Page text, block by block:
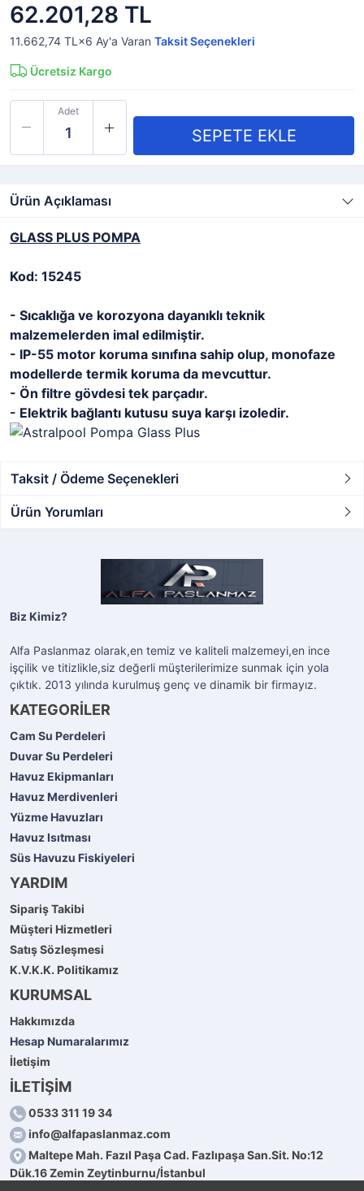
62.201,28 TL
11.662,74 TL×6 Ay'a Varan Taksit Seçenekleri
Ücretsiz Kargo
Adet
Ürün Açıklaması
GLASS PLUS POMPA
Kod: 15245
- Sıcaklığa ve korozyona dayanıklı teknik
malzemelerden imal edilmiştir.
- IP-55 motor koruma sınıfına sahip olup, monofaze
modellerde termik koruma da mevcuttur.
- Ön filtre gövdesi tek parçadır.
- Elektrik bağlantı kutusu suya karşı izoledir.
Taksit / Ödeme Seçenekleri
Ürün Yorumları
Biz Kimiz?
Alfa Paslanmaz olarak,en temiz ve kaliteli malzemeyi,en ince
işçilik ve titizlikle,siz değerli müşterilerimize sunmak için yola
çıktık. 2013 yılında kurulmuş genç ve dinamik bir firmayız.
KATEGORİLER
Cam Su Perdeleri
Duvar Su Perdeleri
Havuz Ekipmanları
Havuz Merdivenleri
Yüzme Havuzları
Havuz Isıtması
Süs Havuzu Fiskiyeleri
YARDIM
Sipariş Takibi
Müşteri Hizmetleri
Satış Sözleşmesi
K.V.K.K. Politikamız
KURUMSAL
Hakkımızda
Hesap Numaralarımız
İletişim
İLETİŞİM
0533 311 19 34
info@alfapaslanmaz.com
Maltepe Mah. Fazıl Paşa Cad. Fazlıpaşa San.Sit. No:12
Dük.16 Zemin Zeytinburnu/İstanbul